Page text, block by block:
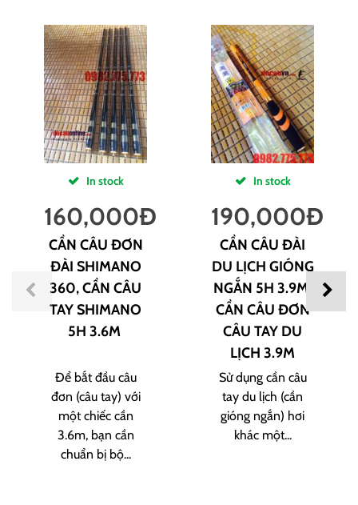
In stock
160,000Đ
CẦN CÂU ĐƠN
ĐÀI SHIMANO
360, CẦN CÂU
TAY SHIMANO
5H 3.6M
Để bắt đầu câu
đơn (câu tay) với
một chiếc cần
3.6m, bạn cần
chuẩn bị bộ...
In stock
190,000Đ
CẦN CÂU ĐÀI
DU LỊCH GIÓNG
NGẮN 5H 3.9M,
CẦN CÂU ĐƠN
CÂU TAY DU
LỊCH 3.9M
Sử dụng cần câu
tay du lịch (cần
gióng ngắn) hơi
khác một...